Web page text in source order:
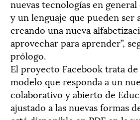
nuevas tecnologías en
y un lenguaje que pueden ser
creando una nueva
aprovechar para aprender”,
prólogo.
El proyecto Facebook trata
modelo que responda a un
colaborativo y abierto de
ajustado a las nuevas formas